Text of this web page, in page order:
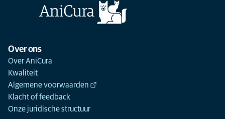
Over ons
Over AniCura
Kwaliteit
Algemene voorwaarden
Klacht of feedback
Onze juridische structuur